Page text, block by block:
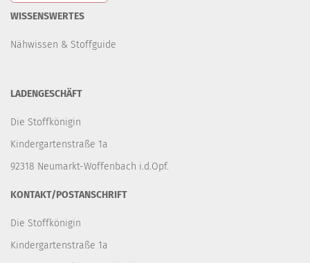
WISSENSWERTES
Nähwissen & Stoffguide
LADENGESCHÄFT
Die Stoffkönigin
Kindergartenstraße 1a
92318 Neumarkt-Woffenbach i.d.Opf.
KONTAKT/POSTANSCHRIFT
Die Stoffkönigin
Kindergartenstraße 1a